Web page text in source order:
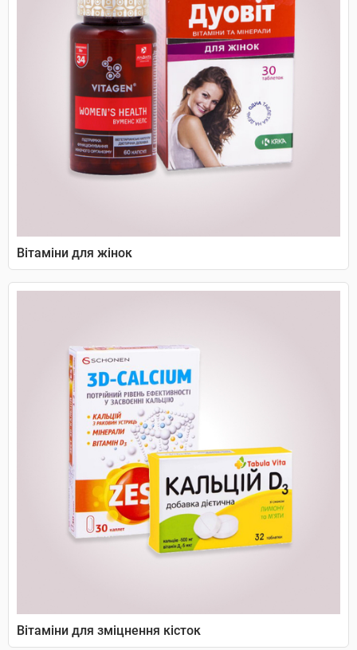
Вітаміни для жінок
Вітаміни для зміцнення кісток